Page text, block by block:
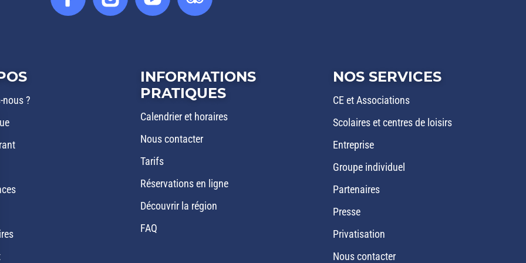
Tube
?
INFORMATIONS
PRATIQUES
Calendrier et horaires
Nous contacter
Tarifs
Réservations en ligne
Découvrir la région
FAQ
NOS SERVICES
CE et Associations
Scolaires et centres de loisirs
Entreprise
Groupe individuel
Partenaires
Presse
Privatisation
Nous contacter